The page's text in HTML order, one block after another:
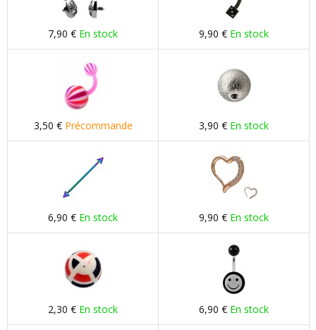
7,90 € En stock 9,90 € En stock
3,50 € Précommande 3,90 € En stock
6,90 € En stock 9,90 € En stock
2,30 € En stock 6,90 € En stock